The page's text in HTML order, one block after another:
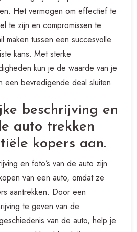
Het vermogen om effectief te
te zijn en compromissen te
maken tussen een succesvolle
kans. Met sterke
kun je de waarde van je
een bevredigende deal sluiten.
beschrijving en
auto trekken
kopers aan.
en foto’s van de auto zijn
van een auto, omdat ze
aantrekken. Door een
te geven van de
van de auto, help je